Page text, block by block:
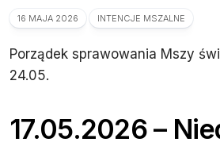
16 MAJA 2026 INTENCJE MSZALNE
Porządek sprawowania Mszy
24.05.
17.05.2026 –